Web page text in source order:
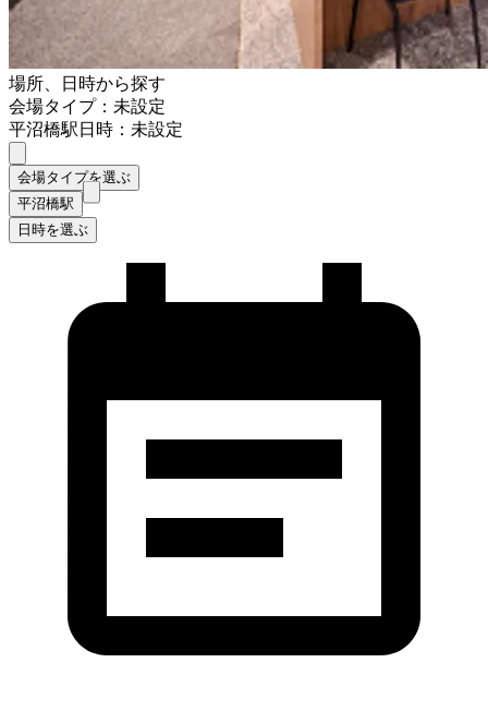
場所、日時から探す
会場タイプ：未設定
平沼橋駅日時：未設定
会場タイプを選ぶ
平沼橋駅
日時を選ぶ